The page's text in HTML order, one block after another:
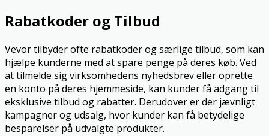
Rabatkoder og Tilbud
Vevor tilbyder ofte rabatkoder og særlige tilbud, som kan
hjælpe kunderne med at spare penge på deres køb. Ved
at tilmelde sig virksomhedens nyhedsbrev eller oprette
en konto på deres hjemmeside, kan kunder få adgang til
eksklusive tilbud og rabatter. Derudover er der jævnligt
kampagner og udsalg, hvor kunder kan få betydelige
besparelser på udvalgte produkter.